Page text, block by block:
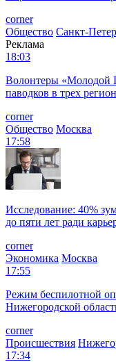
corner
Общество Санкт-
Реклама
18:03
Волонтеры «Молодой
паводков в трех
corner
Общество Москва
17:58
Исследование: 40%
до пяти лет ради
corner
Экономика Москва
17:55
Режим беспилотной
Нижегородской
corner
Происшествия
17:34